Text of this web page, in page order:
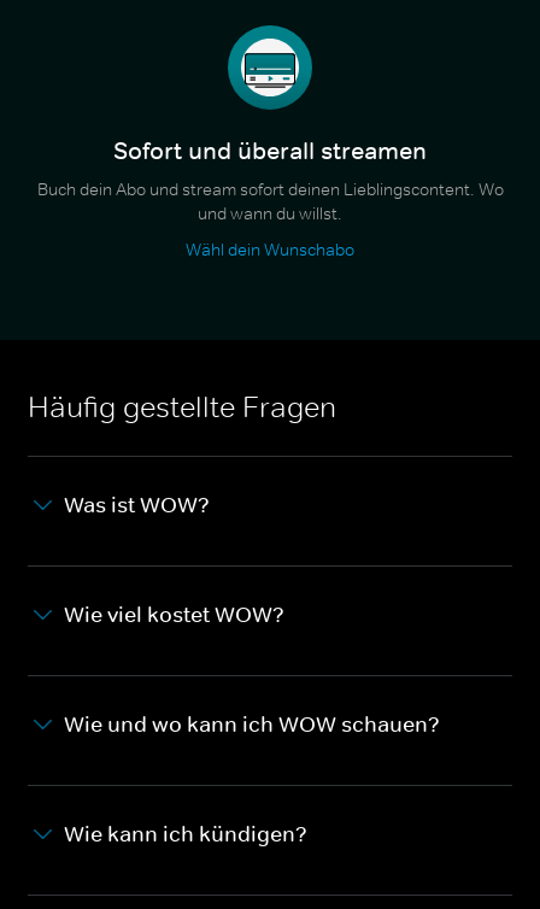
Sofort und überall streamen
Buch dein Abo und stream sofort deinen Lieblingscontent. Wo
und wann du willst.
Wähl dein Wunschabo
Häufig gestellte Fragen
Was ist WOW?
Wie viel kostet WOW?
Wie und wo kann ich WOW schauen?
Wie kann ich kündigen?